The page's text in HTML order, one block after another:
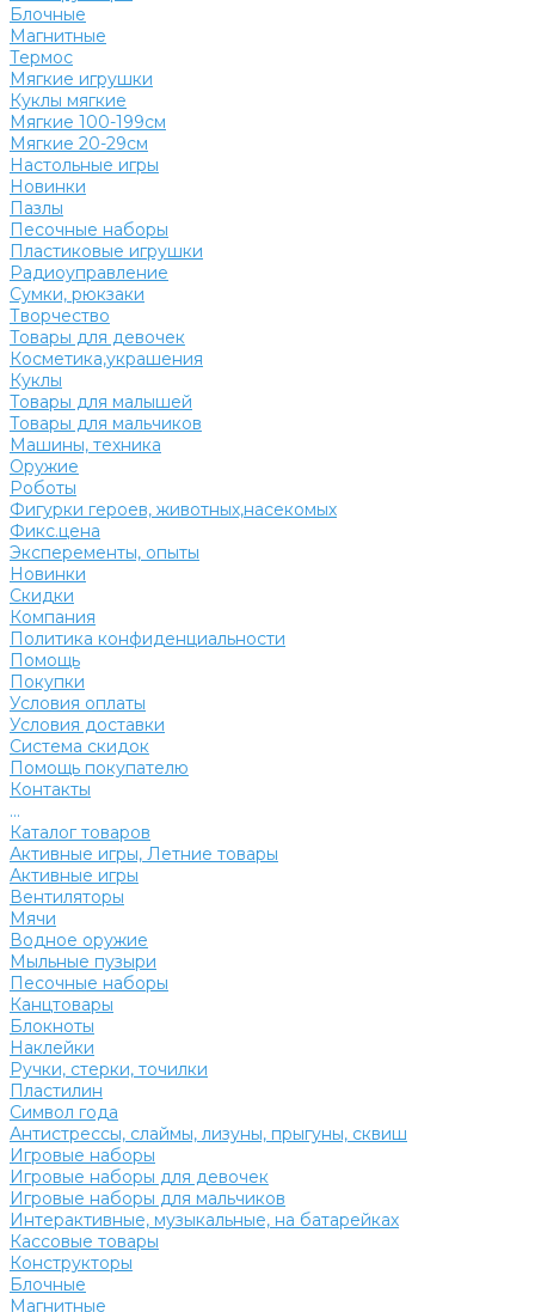
Блочные
Магнитные
Термос
Мягкие игрушки
Куклы мягкие
Мягкие 100-199см
Мягкие 20-29см
Настольные игры
Новинки
Пазлы
Песочные наборы
Пластиковые игрушки
Радиоуправление
Сумки, рюкзаки
Творчество
Товары для девочек
Косметика,украшения
Куклы
Товары для малышей
Товары для мальчиков
Машины, техника
Оружие
Роботы
Фигурки героев, животных,насекомых
Фикс.цена
Эксперементы, опыты
Новинки
Скидки
Компания
Политика конфиденциальности
Помощь
Покупки
Условия оплаты
Условия доставки
Система скидок
Помощь покупателю
Контакты
...
Каталог товаров
Активные игры, Летние товары
Активные игры
Вентиляторы
Мячи
Водное оружие
Мыльные пузыри
Песочные наборы
Канцтовары
Блокноты
Наклейки
Ручки, стерки, точилки
Пластилин
Символ года
Антистрессы, слаймы, лизуны, прыгуны, сквиш
Игровые наборы
Игровые наборы для девочек
Игровые наборы для мальчиков
Интерактивные, музыкальные, на батарейках
Кассовые товары
Конструкторы
Блочные
Магнитные